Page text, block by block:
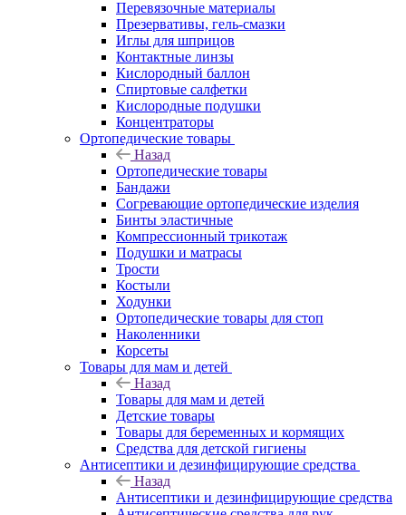
Перевязочные материалы
Презервативы, гель-смазки
Иглы для шприцов
Контактные линзы
Кислородный баллон
Спиртовые салфетки
Кислородные подушки
Концентраторы
Ортопедические товары
Назад
Ортопедические товары
Бандажи
Согревающие ортопедические изделия
Бинты эластичные
Компрессионный трикотаж
Подушки и матрасы
Трости
Костыли
Ходунки
Ортопедические товары для стоп
Наколенники
Корсеты
Товары для мам и детей
Назад
Товары для мам и детей
Детские товары
Товары для беременных и кормящих
Средства для детской гигиены
Антисептики и дезинфицирующие средства
Назад
Антисептики и дезинфицирующие средства